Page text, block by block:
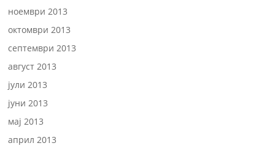
ноември 2013
октомври 2013
септември 2013
август 2013
јули 2013
јуни 2013
мај 2013
април 2013